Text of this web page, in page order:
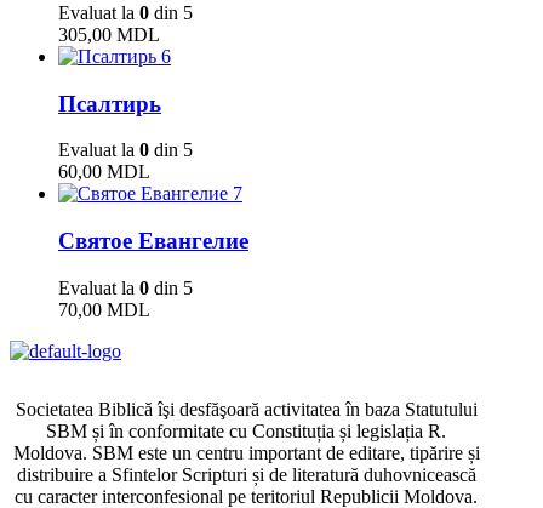
Evaluat la 0 din 5
305,00 MDL
6
Псалтирь
Evaluat la 0 din 5
60,00 MDL
7
Святое Евангелие
Evaluat la 0 din 5
70,00 MDL
Societatea Biblică îşi desfăşoară activitatea în baza Statutului
SBM și în conformitate cu Constituția și legislația R.
Moldova. SBM este un centru important de editare, tipărire și
distribuire a Sfintelor Scripturi și de literatură duhovnicească
cu caracter interconfesional pe teritoriul Republicii Moldova.